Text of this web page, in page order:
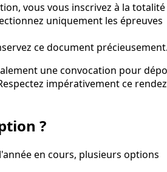
vous vous inscrivez à la totalité
uniquement les épreuves
ce document précieusement.
une convocation pour
impérativement ce
?
en cours, plusieurs options